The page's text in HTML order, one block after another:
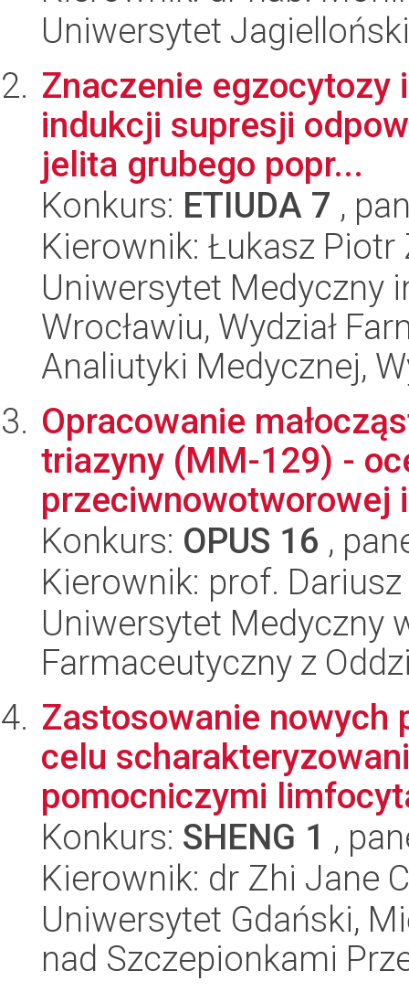
Uniwersytet
Znaczenie egzocytozy
indukcji supresji
jelita grubego popr...
Konkurs: ETIUDA 7 ,
Kierownik: Łukasz Piotr
Uniwersytet Medyczny
Wrocławiu, Wydział
Analiutyki Medycznej,
Opracowanie
triazyny (MM-129) -
przeciwnowotworowej
Konkurs: OPUS 16 ,
Kierownik: prof.
Uniwersytet Medyczny
Farmaceutyczny z
Zastosowanie nowych
celu
pomocniczymi
Konkurs: SHENG 1 ,
Kierownik: dr Zhi Jane
Uniwersytet Gdański,
nad Szczepionkami